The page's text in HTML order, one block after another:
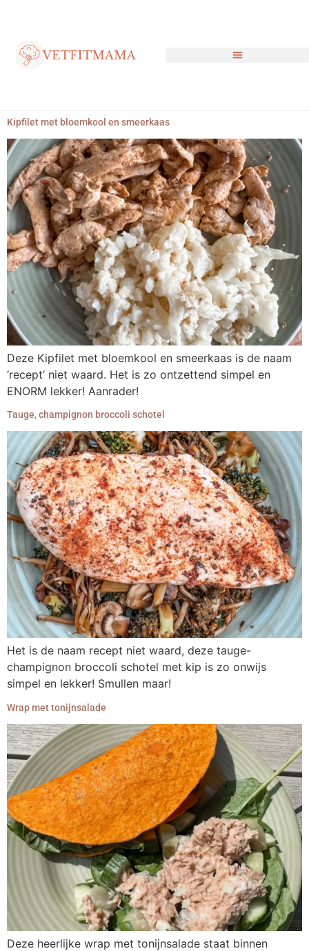
Kipfilet met bloemkool en smeerkaas
Deze Kipfilet met bloemkool en smeerkaas is de naam
‘recept’ niet waard. Het is zo ontzettend simpel en
ENORM lekker! Aanrader!
Tauge, champignon broccoli schotel
Het is de naam recept niet waard, deze tauge-
champignon broccoli schotel met kip is zo onwijs
simpel en lekker! Smullen maar!
Wrap met tonijnsalade
Deze heerlijke wrap met tonijnsalade staat binnen